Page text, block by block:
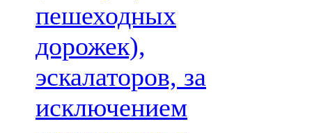
пешеходных
дорожек),
эскалаторов, за
исключением